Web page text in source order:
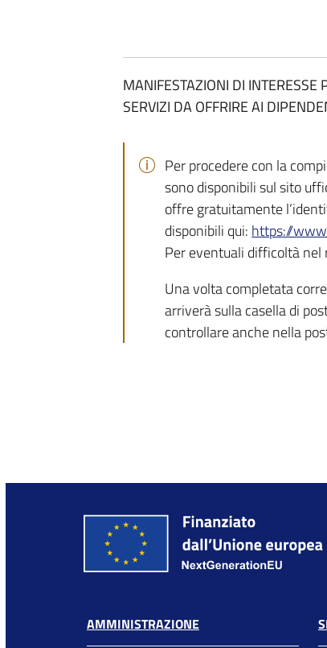
MANIFESTAZIONI DI INTERESSE
SERVIZI DA OFFRIRE AI
Per procedere con la
sono disponibili sul sito
offre gratuitamente
disponibili qui: https://
Per eventuali difficoltà nel
Una volta completata
arriverà sulla casella di
controllare anche nella
AMMINISTRAZIONE